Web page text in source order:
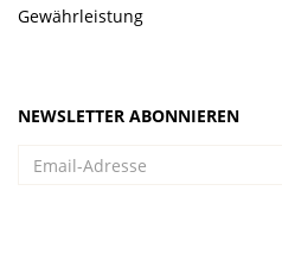
Gewährleistung
NEWSLETTER ABONNIEREN
Adresse